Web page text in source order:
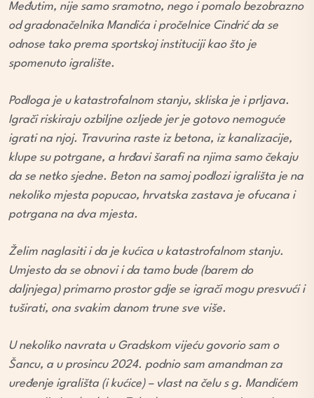
Međutim, nije samo sramotno, nego i pomalo bezobrazno
od gradonačelnika Mandića i pročelnice Cindrić da se
odnose tako prema sportskoj instituciji kao što je
spomenuto igralište.
Podloga je u katastrofalnom stanju, skliska je i prljava.
Igrači riskiraju ozbiljne ozljede jer je gotovo nemoguće
igrati na njoj. Travurina raste iz betona, iz kanalizacije,
klupe su potrgane, a hrđavi šarafi na njima samo čekaju
da se netko sjedne. Beton na samoj podlozi igrališta je na
nekoliko mjesta popucao, hrvatska zastava je ofucana i
potrgana na dva mjesta.
Želim naglasiti i da je kućica u katastrofalnom stanju.
Umjesto da se obnovi i da tamo bude (barem do
daljnjega) primarno prostor gdje se igrači mogu presvući i
tuširati, ona svakim danom trune sve više.
U nekoliko navrata u Gradskom vijeću govorio sam o
Šancu, a u prosincu 2024. podnio sam amandman za
uređenje igrališta (i kućice) – vlast na čelu s g. Mandićem